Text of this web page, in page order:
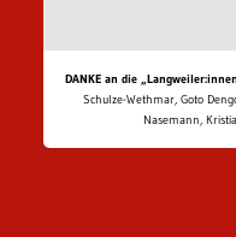
DANKE an die
Schulze-Wethmar, Goto
Nasemann,